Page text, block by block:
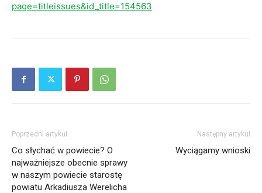
page=titleissues&id_title=154563
Poprzedni artykuł
Co słychać w powiecie? O
najważniejsze obecnie sprawy
w naszym powiecie starostę
powiatu Arkadiusza Werelicha
Następny artykuł
Wyciągamy wnioski